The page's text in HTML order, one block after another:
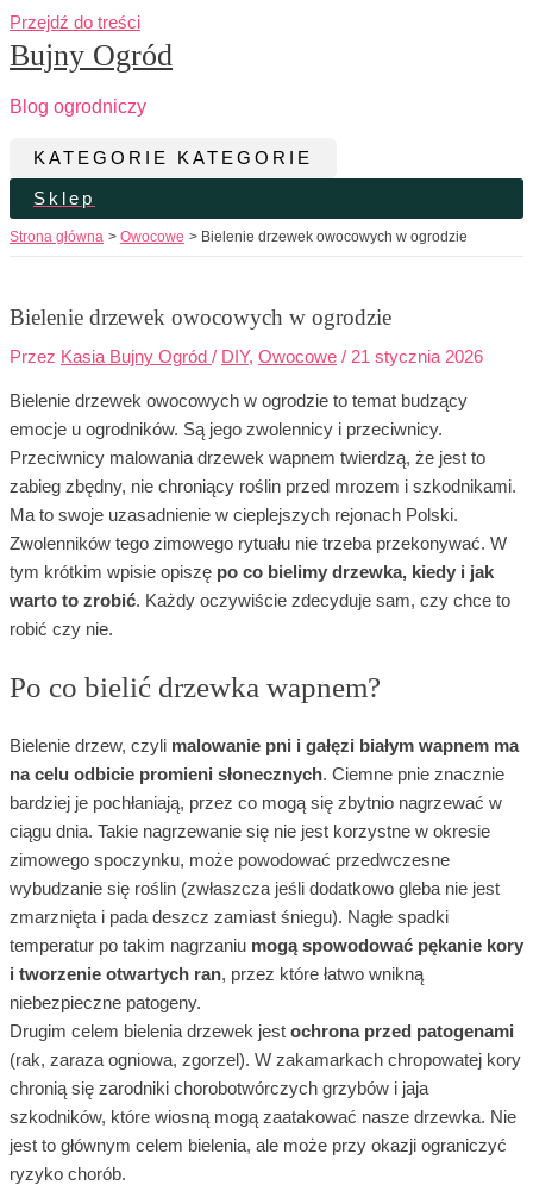
Przejdź do treści
Bujny Ogród
Blog ogrodniczy
KATEGORIE KATEGORIE
Sklep
Strona główna Owocowe Bielenie drzewek owocowych w ogrodzie
Bielenie drzewek owocowych w ogrodzie
Przez Kasia Bujny Ogród / DIY, Owocowe / 21 stycznia 2026
Bielenie drzewek owocowych w ogrodzie to temat budzący
emocje u ogrodników. Są jego zwolennicy i przeciwnicy.
Przeciwnicy malowania drzewek wapnem twierdzą, że jest to
zabieg zbędny, nie chroniący roślin przed mrozem i szkodnikami.
Ma to swoje uzasadnienie w cieplejszych rejonach Polski.
Zwolenników tego zimowego rytuału nie trzeba przekonywać. W
tym krótkim wpisie opiszę po co bielimy drzewka, kiedy i jak
warto to zrobić. Każdy oczywiście zdecyduje sam, czy chce to
robić czy nie.
Po co bielić drzewka wapnem?
Bielenie drzew, czyli malowanie pni i gałęzi białym wapnem ma
na celu odbicie promieni słonecznych. Ciemne pnie znacznie
bardziej je pochłaniają, przez co mogą się zbytnio nagrzewać w
ciągu dnia. Takie nagrzewanie się nie jest korzystne w okresie
zimowego spoczynku, może powodować przedwczesne
wybudzanie się roślin (zwłaszcza jeśli dodatkowo gleba nie jest
zmarznięta i pada deszcz zamiast śniegu). Nagłe spadki
temperatur po takim nagrzaniu mogą spowodować pękanie kory
i tworzenie otwartych ran, przez które łatwo wnikną
niebezpieczne patogeny.
Drugim celem bielenia drzewek jest ochrona przed patogenami
(rak, zaraza ogniowa, zgorzel). W zakamarkach chropowatej kory
chronią się zarodniki chorobotwórczych grzybów i jaja
szkodników, które wiosną mogą zaatakować nasze drzewka. Nie
jest to głównym celem bielenia, ale może przy okazji ograniczyć
ryzyko chorób.